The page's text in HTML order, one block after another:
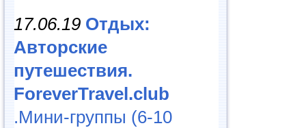
17.06.19 Отдых:
Авторские
путешествия.
ForeverTravel.club
.Мини-группы (6-10